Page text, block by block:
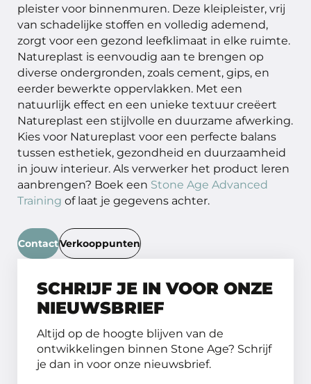
pleister voor binnenmuren. Deze kleipleister, vrij
van schadelijke stoffen en volledig ademend,
zorgt voor een gezond leefklimaat in elke ruimte.
Natureplast is eenvoudig aan te brengen op
diverse ondergronden, zoals cement, gips, en
eerder bewerkte oppervlakken. Met een
natuurlijk effect en een unieke textuur creëert
Natureplast een stijlvolle en duurzame afwerking.
Kies voor Natureplast voor een perfecte balans
tussen esthetiek, gezondheid en duurzaamheid
in jouw interieur. Als verwerker het product leren
aanbrengen? Boek een Stone Age Advanced
Training of laat je gegevens achter.
ContactVerkooppunten
SCHRIJF JE IN VOOR ONZE
NIEUWSBRIEF
Altijd op de hoogte blijven van de
ontwikkelingen binnen Stone Age? Schrijf
je dan in voor onze nieuwsbrief.